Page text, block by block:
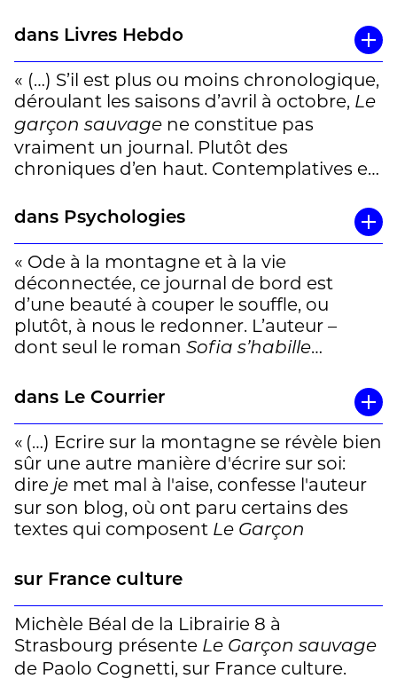
dans Livres Hebdo
« (…) S’il est plus ou moins chronologique,
déroulant les saisons d’avril à octobre, Le
garçon sauvage ne constitue pas
vraiment un journal. Plutôt des
chroniques d’en haut. Contemplatives et
Jamais folkloriques. Carnets d’un versant
l’autre, écrits dans une langue claire
comme “ l’eau de neige ” » V. R.
dans Psychologies
« Ode à la montagne et à la vie
déconnectée, ce journal de bord est
d’une beauté à couper le souffle, ou
plutôt, à nous le redonner. L’auteur –
dont seul le roman Sofia s’habille
(Liana Levi) – y raconte une retraite
volontaire en pleine nature. Moins absolu
dans sa quête que Jon Krakauer et son
Into the Wild(réédité chez 10-18 et
adapté au cinéma en 2007 par Sean
Penn), Paolo Cognetti s’est retiré
plusieurs mois dans un chalet des Alpes
afin de se retrouver. Il confronte son
Mario Rigoni Stern, Nicolas Bouvier ou
Henry David Thoreau. Qu’il décrive l’hiver
et les différentes sortes de neige, qu’il
s’interroge sur le sentiment de solitude
après une nuit à la belle étoile sous le
dans Le Courrier
« (…) Ecrire sur la montagne se révèle bien
sûr une autre manière d'écrire sur soi:
dire je met mal à l'aise, confesse l'auteur
sur son blog, où ont paru certains des
textes qui composent Le Garçon
privilégié jusque-là les points de vue
français, le roman Sofia s'habille toujours
en noir(Liana Levi, 2013), raconte trente
ans de la vie d'une femme. Ici, le sujet se
sur France culture
Michèle Béal de la Librairie 8 à
Strasbourg présente Le Garçon sauvage
de Paolo Cognetti, sur France culture.